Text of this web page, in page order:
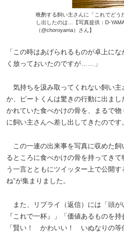
晩酌する飼い主さんに「これでどう
し出したのは…【写真提供：D-
（@choroyama）さん】
「この時はあげられるものが卓上に
く放っておいたのですが……」
気持ちを汲み取ってくれない飼い主
か、ピートくんは驚きの行動に出ま
かれていた食べかけの骨を、まるで
に飼い主さんへ差し出してきたのです
この一連の出来事を写真に収めた飼
るところに食べかけの骨を持ってき
う一言とともにツイッター上で公開
ね”が集まりました。
また、リプライ（返信）には「頭が
『これで一杯』」「価値あるものを
「賢い！ かわいい！ いぬなりの等